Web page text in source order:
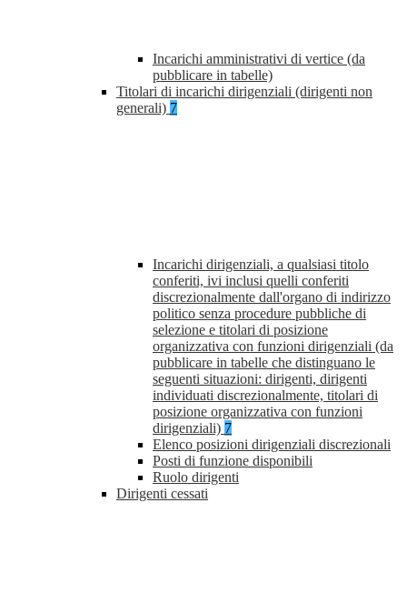
Incarichi amministrativi di vertice (da
pubblicare in tabelle)
Titolari di incarichi dirigenziali (dirigenti non
generali) 7
Incarichi dirigenziali, a qualsiasi titolo
conferiti, ivi inclusi quelli conferiti
discrezionalmente dall'organo di indirizzo
politico senza procedure pubbliche di
selezione e titolari di posizione
organizzativa con funzioni dirigenziali (da
pubblicare in tabelle che distinguano le
seguenti situazioni: dirigenti, dirigenti
individuati discrezionalmente, titolari di
posizione organizzativa con funzioni
dirigenziali) 7
Elenco posizioni dirigenziali discrezionali
Posti di funzione disponibili
Ruolo dirigenti
Dirigenti cessati